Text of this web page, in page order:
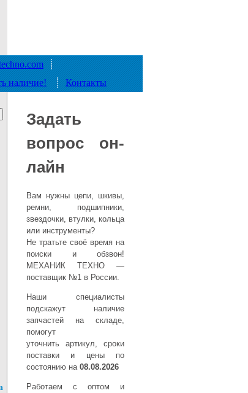
наличие! Контакты
Задать
вопрос он-
лайн
Вам нужны цепи, шкивы,
ремни, подшипники,
звездочки, втулки, кольца
или инструменты?
Не тратьте своё время на
поиски и обзвон!
МЕХАНИК ТЕХНО —
поставщик №1 в России.
Наши специалисты
подскажут наличие
запчастей на складе,
помогут
уточнить артикул, сроки
поставки и цены по
состоянию на 08.08.2026
Работаем с оптом и